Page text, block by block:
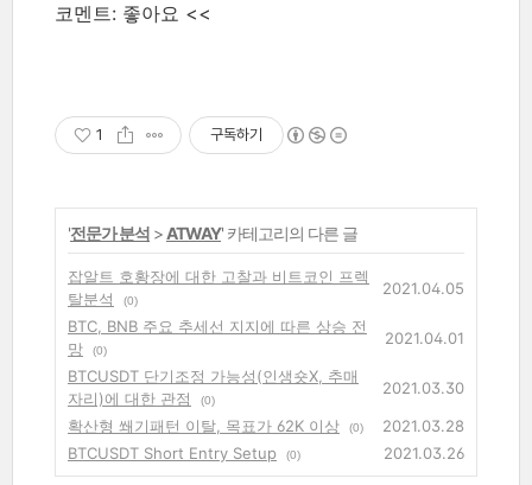
코멘트: 좋아요 <<
1 구독하기
'전문가 분석 > ATWAY' 카테고리의 다른 글
잡알트 호황장에 대한 고찰과 비트코인 프렉
탈분석
(0)
2021.04.05
BTC, BNB 주요 추세선 지지에 따른 상승 전
망
(0)
2021.04.01
BTCUSDT 단기조정 가능성(인생숏X, 추매
자리)에 대한 관점
(0)
2021.03.30
확산형 쐐기패턴 이탈, 목표가 62K 이상
(0)
2021.03.28
BTCUSDT Short Entry Setup
(0) 2021.03.26